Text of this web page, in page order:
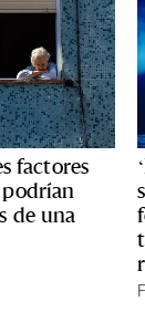
factores
de una